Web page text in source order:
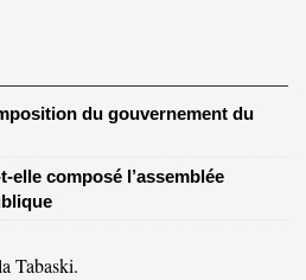
du gouvernement du
elle composé l’assemblée
Tabaski.